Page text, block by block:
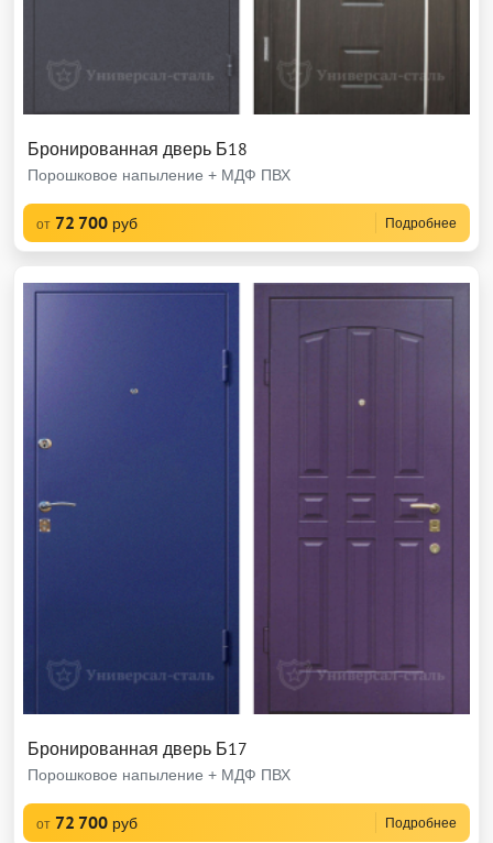
Бронированная дверь Б18
Порошковое напыление + МДФ ПВХ
от 72 700 руб Подробнее
Бронированная дверь Б17
Порошковое напыление + МДФ ПВХ
от 72 700 руб Подробнее